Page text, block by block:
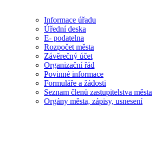
Informace úřadu
Úřední deska
E- podatelna
Rozpočet města
Závěrečný účet
Organizační řád
Povinné informace
Formuláře a žádosti
Seznam členů zastupitelstva města
Orgány města, zápisy, usnesení